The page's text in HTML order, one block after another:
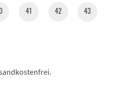
41 42 43